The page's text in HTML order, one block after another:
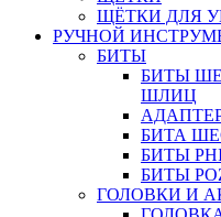
ЩЁТКИ ДЛЯ
РУЧНОЙ
БИТЫ
БИТЫ
ШЛИЦ
БИТА
БИТЫ
БИТЫ
ГОЛОВКИ И